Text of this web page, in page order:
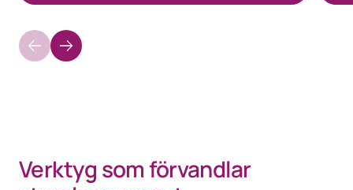
Verktyg som förvandlar